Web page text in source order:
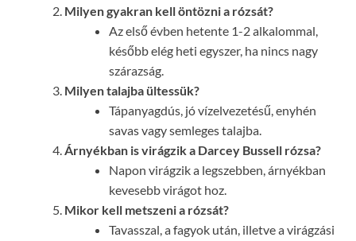
Milyen gyakran kell öntözni a rózsát?
Az első évben hetente 1-2 alkalommal,
később elég heti egyszer, ha nincs nagy
szárazság.
Milyen talajba ültessük?
Tápanyagdús, jó vízelvezetésű, enyhén
savas vagy semleges talajba.
Árnyékban is virágzik a Darcey Bussell rózsa?
Napon virágzik a legszebben, árnyékban
kevesebb virágot hoz.
Mikor kell metszeni a rózsát?
Tavasszal, a fagyok után, illetve a virágzási